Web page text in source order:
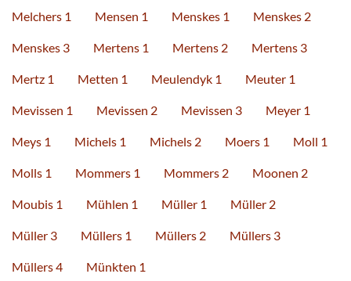
Melchers 1 Mensen 1 Menskes 1 Menskes 2
Menskes 3 Mertens 1 Mertens 2 Mertens 3
Mertz 1 Metten 1 Meulendyk 1 Meuter 1
Mevissen 1 Mevissen 2 Mevissen 3 Meyer 1
Meys 1 Michels 1 Michels 2 Moers 1 Moll 1
Molls 1 Mommers 1 Mommers 2 Moonen 2
Moubis 1 Mühlen 1 Müller 1 Müller 2
Müller 3 Müllers 1 Müllers 2 Müllers 3
Müllers 4 Münkten 1